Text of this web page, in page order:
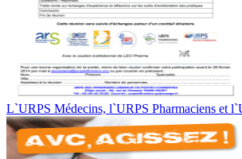
L`URPS Médecins, l`URPS Pharmaciens et